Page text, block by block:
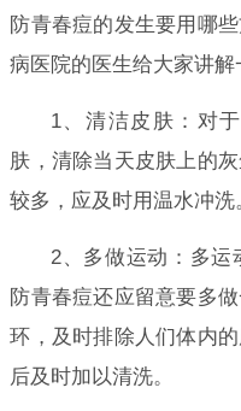
防青春痘的发生要用哪
病医院的医生给大家讲解
1、清洁皮肤：对
肤，清除当天皮肤上的
较多，应及时用温水冲洗
2、多做运动：多运
防青春痘还应留意要多
环，及时排除人们体内
后及时加以清洗。